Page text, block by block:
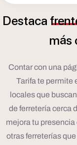
Destaca
más
Contar con una
Tarifa te permite
locales que
de ferretería cerca
mejora tu
otras ferreterías